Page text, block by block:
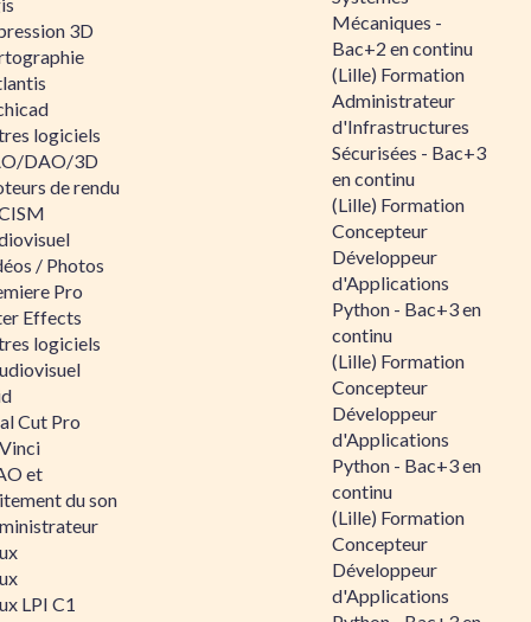
3D
logiciels
DAO/3D
de rendu
/ Photos
Pro
Effects
logiciels
Cut Pro
et
du son
LPI C1
Mécaniques -
Bac+2 en continu
(Lille) Formation
Administrateur
d'Infrastructures
Sécurisées - Bac+3
en continu
(Lille) Formation
Concepteur
Développeur
d'Applications
Python - Bac+3 en
continu
(Lille) Formation
Concepteur
Développeur
d'Applications
Python - Bac+3 en
continu
(Lille) Formation
Concepteur
Développeur
d'Applications